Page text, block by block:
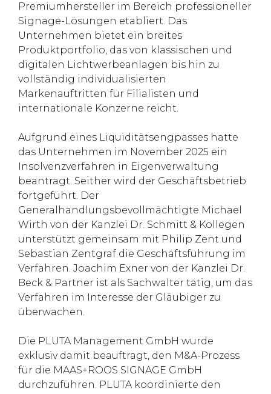
Premiumhersteller im Bereich professioneller
Signage-Lösungen etabliert. Das
Unternehmen bietet ein breites
Produktportfolio, das von klassischen und
digitalen Lichtwerbeanlagen bis hin zu
vollständig individualisierten
Markenauftritten für Filialisten und
internationale Konzerne reicht.
Aufgrund eines Liquiditätsengpasses hatte
das Unternehmen im November 2025 ein
Insolvenzverfahren in Eigenverwaltung
beantragt. Seither wird der Geschäftsbetrieb
fortgeführt. Der
Generalhandlungsbevollmächtigte Michael
Wirth von der Kanzlei Dr. Schmitt & Kollegen
unterstützt gemeinsam mit Philip Zent und
Sebastian Zentgraf die Geschäftsführung im
Verfahren. Joachim Exner von der Kanzlei Dr.
Beck & Partner ist als Sachwalter tätig, um das
Verfahren im Interesse der Gläubiger zu
überwachen.
Die PLUTA Management GmbH wurde
exklusiv damit beauftragt, den M&A-Prozess
für die MAAS+ROOS SIGNAGE GmbH
durchzuführen. PLUTA koordinierte den